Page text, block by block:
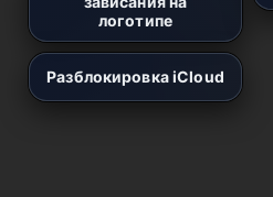
логотипе
Разблокировка iCloud